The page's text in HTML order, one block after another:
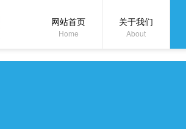
网站首页
Home
关于我们
About